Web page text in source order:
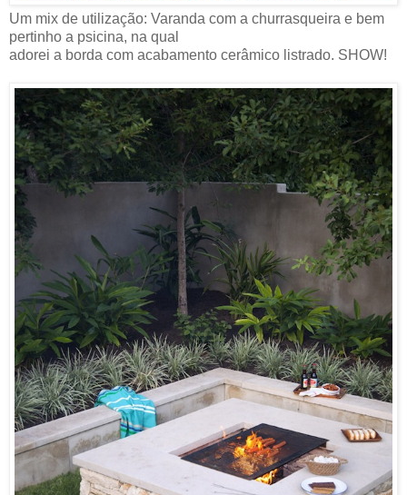
Um mix de utilização: Varanda com a churrasqueira e bem
pertinho a psicina, na qual
adorei a borda com acabamento cerâmico listrado. SHOW!